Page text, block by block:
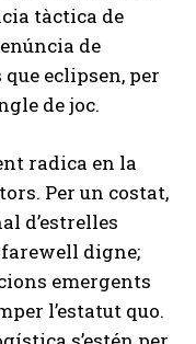
tàctica de
de
eclipsen, per
de joc.
radica en la
Per un costat,
d’estrelles
farewell digne;
emergents
l’estatut quo.